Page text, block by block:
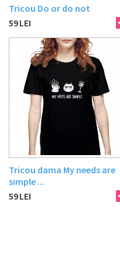
Tricou Do or do not
59LEI
Tricou dama My needs are
simple ...
59LEI